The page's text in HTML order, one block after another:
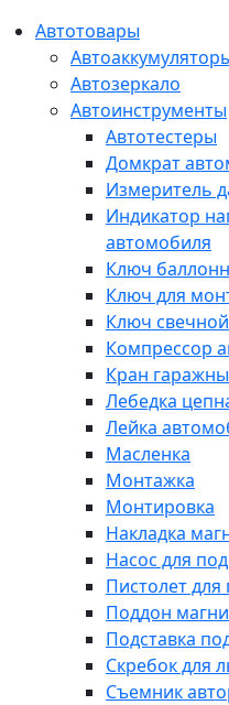
Автотовары
Автозеркало
Автоинструменты
Автотестеры
Домкрат
Измеритель
Индикатор
автомобиля
Ключ
Ключ для
Ключ свечной
Компрессор
Кран
Лебедка
Лейка
Масленка
Монтажка
Монтировка
Накладка
Насос для
Пистолет
Поддон
Подставка
Скребок для
Съемник